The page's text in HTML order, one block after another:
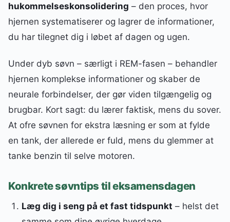
hukommelseskonsolidering – den proces, hvor
hjernen systematiserer og lagrer de informationer,
du har tilegnet dig i løbet af dagen og ugen.
Under dyb søvn – særligt i REM-fasen – behandler
hjernen komplekse informationer og skaber de
neurale forbindelser, der gør viden tilgængelig og
brugbar. Kort sagt: du lærer faktisk, mens du sover.
At ofre søvnen for ekstra læsning er som at fylde
en tank, der allerede er fuld, mens du glemmer at
tanke benzin til selve motoren.
Konkrete søvntips til eksamensdagen
Læg dig i seng på et fast tidspunkt – helst det